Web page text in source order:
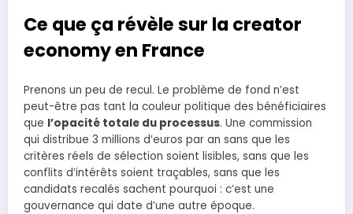
Ce que ça révèle sur la creator
economy en France
Prenons un peu de recul. Le problème de fond n’est
peut-être pas tant la couleur politique des bénéficiaires
que l’opacité totale du processus. Une commission
qui distribue 3 millions d’euros par an sans que les
critères réels de sélection soient lisibles, sans que les
conflits d’intérêts soient traçables, sans que les
candidats recalés sachent pourquoi : c’est une
gouvernance qui date d’une autre époque.